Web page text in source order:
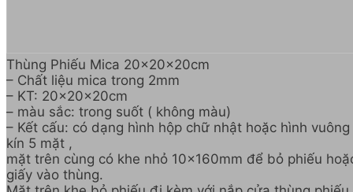
Thùng Phiếu Mica 20x20x20cm
– Chất liệu mica trong 2mm
– KT: 20x20x20cm
– màu sắc: trong suốt ( không màu)
– Kết cấu: có dạng hình hộp chữ nhật hoặc hình vuông
kín 5 mặt ,
mặt trên cùng có khe nhỏ 10x160mm để bỏ phiếu
giấy vào thùng.